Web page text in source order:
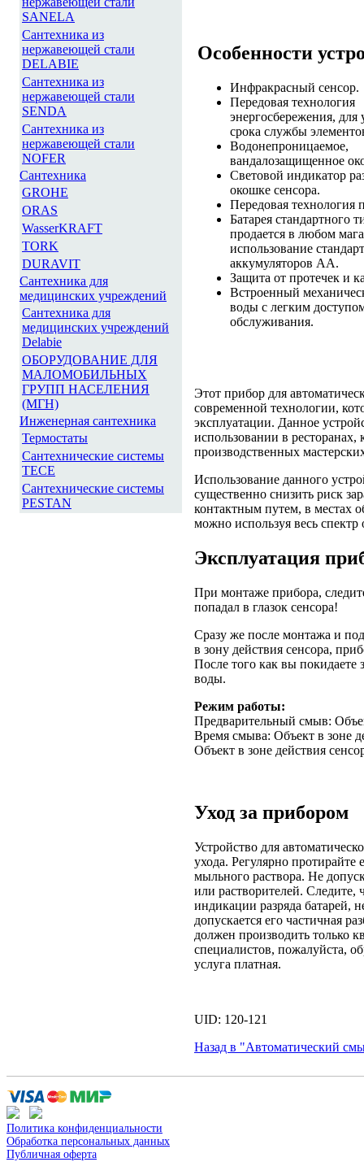
SANELA
Сантехника из
нержавеющей стали
DELABIE
Сантехника из
нержавеющей стали
SENDA
Сантехника из
нержавеющей стали
NOFER
Сантехника
GROHE
ORAS
WasserKRAFT
TORK
DURAVIT
Сантехника для
медицинских учреждений
Сантехника для
медицинских учреждений
Delabie
ОБОРУДОВАНИЕ ДЛЯ
МАЛОМОБИЛЬНЫХ
ГРУПП НАСЕЛЕНИЯ
(МГН)
Инженерная сантехника
Термостаты
Сантехнические системы
TECE
Сантехнические системы
PESTAN
Особенности
Инфракрасный сенсор.
Передовая технология
энергосбережения, для
срока службы
Водонепроницаемое,
вандалозащищенное
Световой индикатор
окошке сенсора.
Передовая технология
Батарея стандартного
продается в любом
использование
аккумуляторов AА.
Защита от протечек и
Встроенный
воды с легким
обслуживания.
Этот прибор для
современной технологии,
эксплуатации. Данное
использовании в
производственных
Использование данного
существенно снизить риск
контактным путем, в местах
можно используя весь
Эксплуатация
При монтаже прибора,
попадал в глазок сенсора!
Сразу же после монтажа и
в зону действия сенсора,
После того как вы покидаете
воды.
Режим работы:
Предварительный смыв:
Время смыва: Объект в зоне
Объект в зоне действия
Уход за прибором
Устройство для
ухода. Регулярно протирайте
мыльного раствора. Не
или растворителей. Следите,
индикации разряда батарей,
допускается его частичная
должен производить только
специалистов, пожалуйста,
услуга платная.
UID: 120-121
Назад в "Автоматический
Политика конфиденциальности
Обработка персональных данных
Публичная оферта